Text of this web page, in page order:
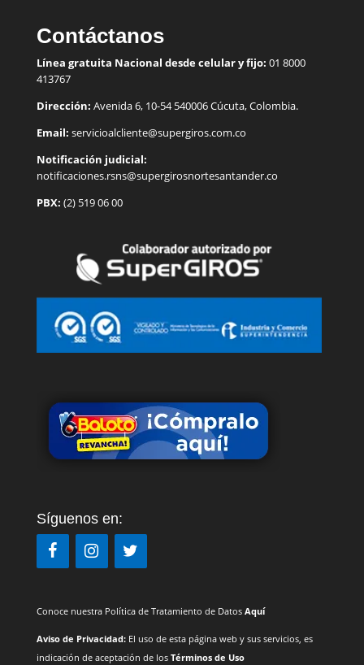
Contáctanos
Línea gratuita Nacional desde celular y fijo: 01 8000
413767
Dirección: Avenida 6, 10-54 540006 Cúcuta, Colombia.
Email: servicioalcliente@supergiros.com.co
Notificación judicial:
notificaciones.rsns@supergirosnortesantander.co
PBX: (2) 519 06 00
Síguenos en:
Conoce nuestra Política de Tratamiento de Datos Aquí
Aviso de Privacidad: El uso de esta página web y sus servicios, es
indicación de aceptación de los Términos de Uso